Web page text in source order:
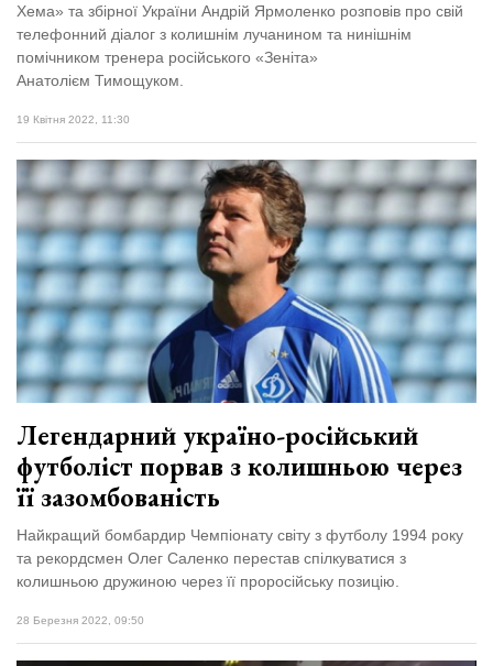
Хема» та збірної України Андрій Ярмоленко розповів про свій
телефонний діалог з колишнім лучанином та нинішнім
помічником тренера російського «Зеніта»
Анатолієм Тимощуком.
19 Квітня 2022, 11:30
Легендарний україно-російський
футболіст порвав з колишньою через
її зазомбованість
Найкращий бомбардир Чемпіонату світу з футболу 1994 року
та рекордсмен Олег Саленко перестав спілкуватися з
колишньою дружиною через її проросійську позицію.
28 Березня 2022, 09:50